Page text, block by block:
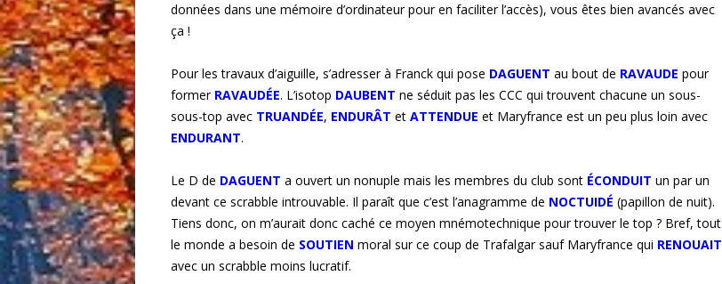
données dans une mémoire d’ordinateur pour en faciliter l’accès), vous êtes bien avancés avec
ça !
Pour les travaux d’aiguille, s’adresser à Franck qui pose DAGUENT au bout de RAVAUDE pour
former RAVAUDÉE. L’isotop DAUBENT ne séduit pas les CCC qui trouvent chacune un sous-
sous-top avec TRUANDÉE, ENDURÂT et ATTENDUE et Maryfrance est un peu plus loin avec
ENDURANT.
Le D de DAGUENT a ouvert un nonuple mais les membres du club sont ÉCONDUIT un par un
devant ce scrabble introuvable. Il paraît que c’est l’anagramme de NOCTUIDÉ (papillon de nuit).
Tiens donc, on m’aurait donc caché ce moyen mnémotechnique pour trouver le top ? Bref, tout
le monde a besoin de SOUTIEN moral sur ce coup de Trafalgar sauf Maryfrance qui RENOUAIT
avec un scrabble moins lucratif.